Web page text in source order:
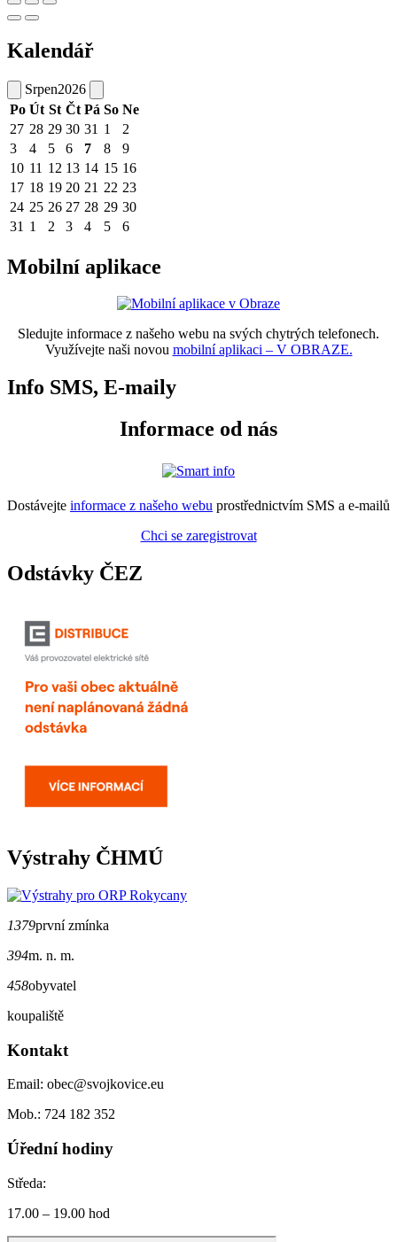
Kalendář
Srpen2026
Po Út St Čt Pá So Ne
27 28 29 30 31 1
2
3
4 5 6 7 8
9
10 11 12 13 14 15 16
17 18 19 20 21 22 23
24 25 26 27 28 29 30
31 1 2 3 4 5 6
Mobilní aplikace
Sledujte informace z našeho webu na svých chytrých telefonech.
Využívejte naši novou mobilní aplikaci – V OBRAZE.
Info SMS, E-maily
Informace od nás
Dostávejte informace z našeho webu prostřednictvím SMS a e-mailů
Chci se zaregistrovat
Odstávky ČEZ
Výstrahy ČHMÚ
1379první zmínka
394m. n. m.
458obyvatel
koupaliště
Kontakt
Email: obec@svojkovice.eu
Mob.: 724 182 352
Úřední hodiny
Středa:
17.00 – 19.00 hod